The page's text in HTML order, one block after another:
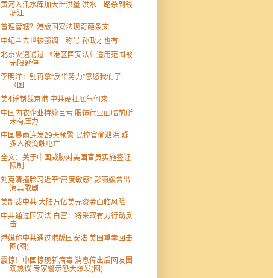
黄河入汛水库加大泄洪量 洪水一路杀到钱
塘江
普遍管辖？港版国安法现奇葩条文
申纪兰去世被强调一称号 孙政才也有
北京火速通过 《港区国安法》适用范围被
无限延伸
李明洋：别再拿“反华势力”忽悠我们了
（图
美4锤制裁京港 中共硬扛底气何来
中国内衣企业持续巨亏 服饰行业面临前所
未有压力
中国暴雨连发29天预警 民控官偷泄洪 疑
多人被淹触电亡
全文：关于中国威胁对美国官员实施签证
限制
刘克清撞脸习近平“高度敏感” 彭丽媛曾出
演其歌剧
美制裁中共 大陆万亿美元资金面临风险
中共通过国安法 白宫：将采取有力行动反
击
港媒称中共通过港版国安法 美国重拳回击
图(图)
震惊！中国惊现新病毒 消息传出后网友围
观热议 专家警示恐大爆发(图)